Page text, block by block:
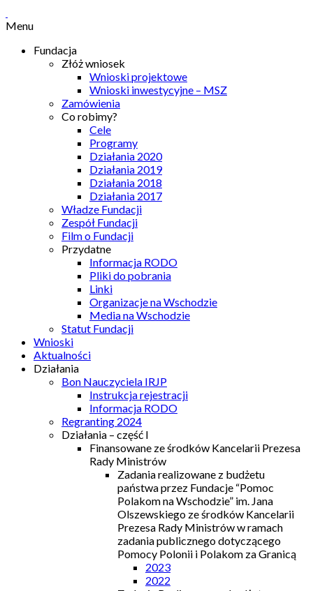
Menu
Fundacja
Złóż wniosek
Wnioski projektowe
Wnioski inwestycyjne – MSZ
Zamówienia
Co robimy?
Cele
Programy
Działania 2020
Działania 2019
Działania 2018
Działania 2017
Władze Fundacji
Zespół Fundacji
Film o Fundacji
Przydatne
Informacja RODO
Pliki do pobrania
Linki
Organizacje na Wschodzie
Media na Wschodzie
Statut Fundacji
Wnioski
Aktualności
Działania
Bon Nauczyciela IRJP
Instrukcja rejestracji
Informacja RODO
Regranting 2024
Działania – część I
Finansowane ze środków Kancelarii Prezesa
Rady Ministrów
Zadania realizowane z budżetu
państwa przez Fundacje “Pomoc
Polakom na Wschodzie” im. Jana
Olszewskiego ze środków Kancelarii
Prezesa Rady Ministrów w ramach
zadania publicznego dotyczącego
Pomocy Polonii i Polakom za Granicą
2023
2022